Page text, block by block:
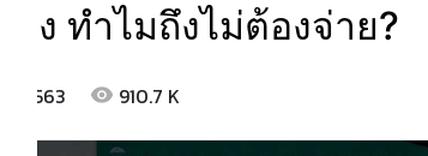
ไง ทำไมถึงไม่ต้องจ่าย?
ค. 2563 910.7 K